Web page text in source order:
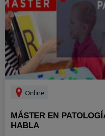
Online
MÁSTER EN
HABLA